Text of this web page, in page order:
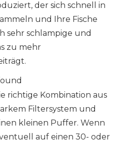
der sich schnell in
und Ihre Fische
sehr schlampige und
zu mehr
richtige Kombination aus
Filtersystem und
kleinen Puffer. Wenn
auf einen 30- oder